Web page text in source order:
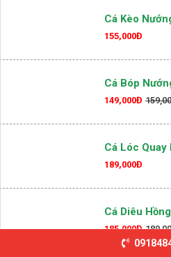
Cá Kèo
155,000Đ
Cá Bóp
149,000Đ
Cá Lóc Quay
189,000Đ
Cá Diêu
185,000Đ